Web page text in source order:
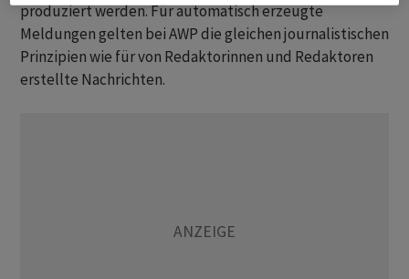
produziert werden. Für automatisch erzeugte
Meldungen gelten bei AWP die gleichen journalistischen
Prinzipien wie für von Redaktorinnen und Redaktoren
erstellte Nachrichten.